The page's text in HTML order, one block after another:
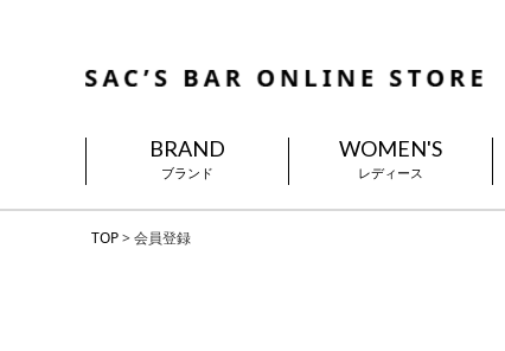
BRAND
ブランド
WOMEN'S
レディース
TOP 会員登録